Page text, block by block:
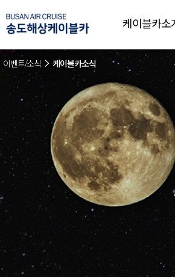
케이블카소
이벤트/소식 케이블카소식